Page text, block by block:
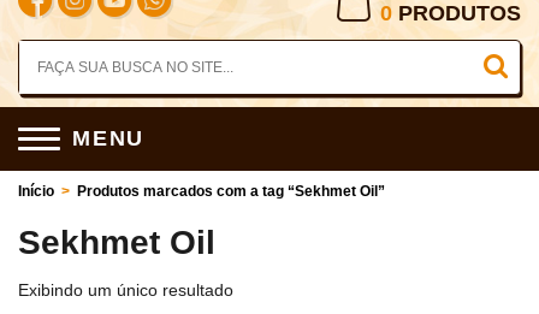
0 PRODUTOS
MENU
Início > Produtos marcados com a tag “Sekhmet Oil”
Sekhmet Oil
Exibindo um único resultado